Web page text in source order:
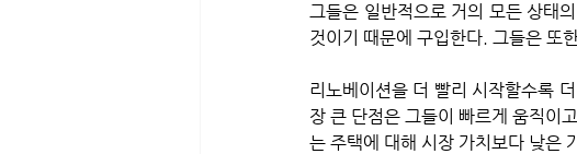
그들은 일반적으로 거의 모든 상태
것이기 때문에 구입한다. 그들은 또
리노베이션을 더 빨리 시작할수록
장 큰 단점은 그들이 빠르게 움직이
는 주택에 대해 시장 가치보다 낮은